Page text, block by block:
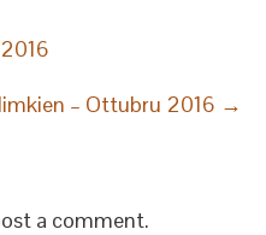
– Ottubru 2016 →
a comment.